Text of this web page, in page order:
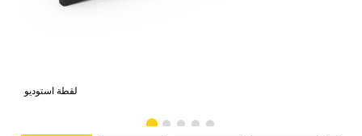
لقطة استوديو